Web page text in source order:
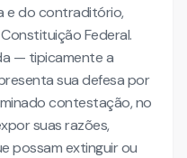
WHATSAPP. DA
e do contraditório,
Federal.
— tipicamente a
sua defesa por
contestação, no
suas razões,
possam extinguir ou